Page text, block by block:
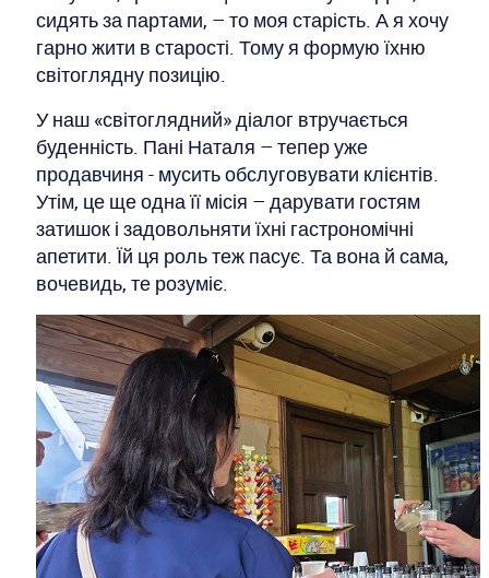
сидять за партами, – то моя старість. А я хочу
гарно жити в старості. Тому я формую їхню
світоглядну позицію.
У наш «світоглядний» діалог втручається
буденність. Пані Наталя – тепер уже
продавчиня - мусить обслуговувати клієнтів.
Утім, це ще одна її місія – дарувати гостям
затишок і задовольняти їхні гастрономічні
апетити. Їй ця роль теж пасує. Та вона й сама,
вочевидь, те розуміє.